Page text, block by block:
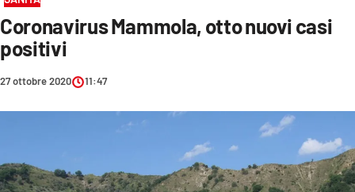
CRONACA
SOCIETÀ
Coronavirus Mammola, otto nuovi casi
positivi
27 ottobre 2020 11:47